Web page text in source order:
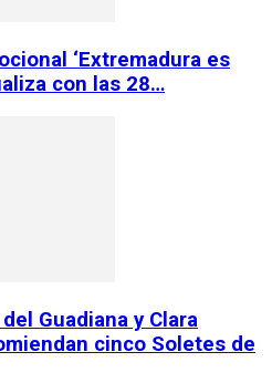
‘Extremadura es
con las 28…
Guadiana y Clara
cinco Soletes de